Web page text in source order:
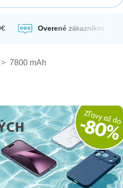
Overené zákazníkmi
> 7800 mAh